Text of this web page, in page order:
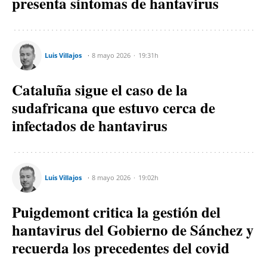
Luis Villajos 8 mayo 2026 19:31h
Cataluña sigue el caso de la
sudafricana que estuvo cerca de
infectados de hantavirus
Luis Villajos 8 mayo 2026 19:02h
Puigdemont critica la gestión del
hantavirus del Gobierno de Sánchez y
recuerda los precedentes del covid